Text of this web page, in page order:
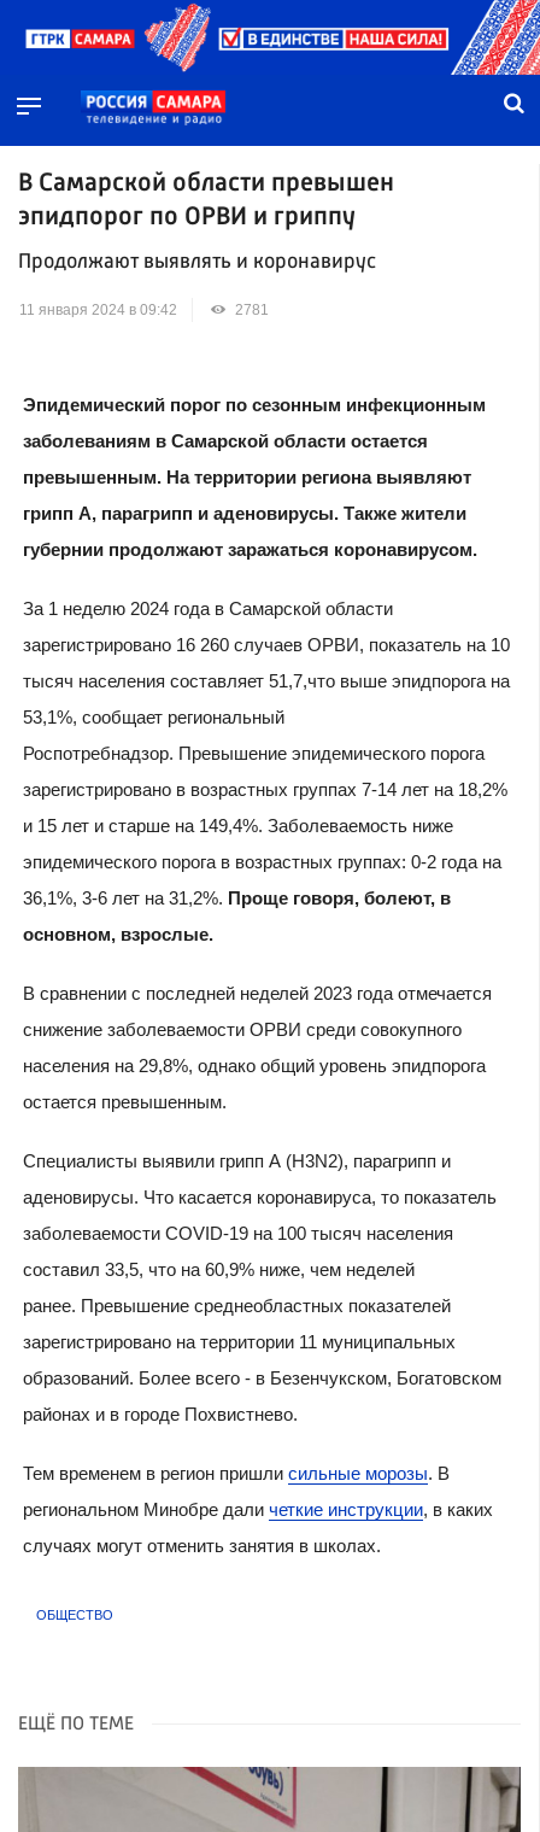
В Самарской области превышен
эпидпорог по ОРВИ и гриппу
Продолжают выявлять и коронавирус
11 января 2024 в 09:42 2781
Эпидемический порог по сезонным инфекционным
заболеваниям в Самарской области остается
превышенным. На территории региона выявляют
грипп A, парагрипп и аденовирусы. Также жители
губернии продолжают заражаться коронавирусом.
За 1 неделю 2024 года в Самарской области
зарегистрировано 16 260 случаев ОРВИ, показатель на 10
тысяч населения составляет 51,7,что выше эпидпорога на
53,1%, сообщает региональный
Роспотребнадзор. Превышение эпидемического порога
зарегистрировано в возрастных группах 7-14 лет на 18,2%
и 15 лет и старше на 149,4%. Заболеваемость ниже
эпидемического порога в возрастных группах: 0-2 года на
36,1%, 3-6 лет на 31,2%. Проще говоря, болеют, в
основном, взрослые.
В сравнении с последней неделей 2023 года отмечается
снижение заболеваемости ОРВИ среди совокупного
населения на 29,8%, однако общий уровень эпидпорога
остается превышенным.
Специалисты выявили грипп А (H3N2), парагрипп и
аденовирусы. Что касается коронавируса, то показатель
заболеваемости COVID-19 на 100 тысяч населения
составил 33,5, что на 60,9% ниже, чем неделей
ранее. Превышение среднеобластных показателей
зарегистрировано на территории 11 муниципальных
образований. Более всего - в Безенчукском, Богатовском
районах и в городе Похвистнево.
Тем временем в регион пришли сильные морозы. В
региональном Минобре дали четкие инструкции, в каких
случаях могут отменить занятия в школах.
ОБЩЕСТВО
ЕЩЁ ПО ТЕМЕ